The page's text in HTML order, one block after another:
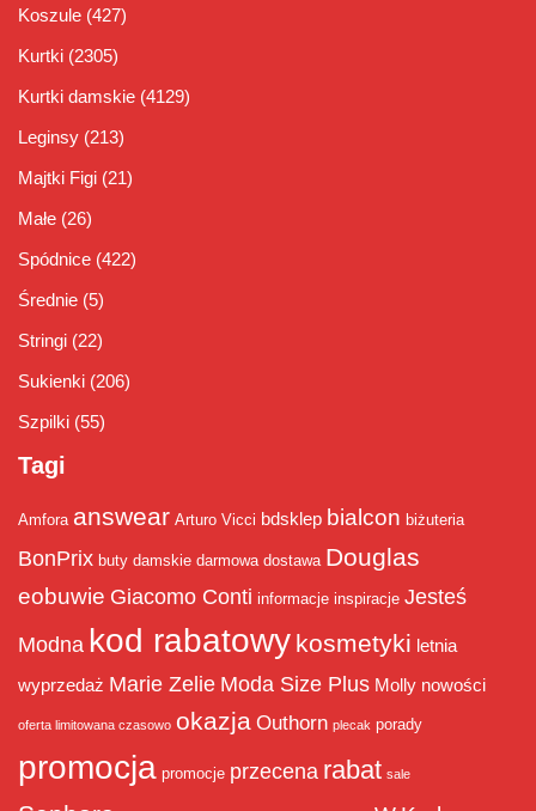
Koszule (427)
Kurtki (2305)
Kurtki damskie (4129)
Leginsy (213)
Majtki Figi (21)
Małe (26)
Spódnice (422)
Średnie (5)
Stringi (22)
Sukienki (206)
Szpilki (55)
Tagi
Amfora answear Arturo Vicci bdsklep bialcon biżuteria
BonPrix buty damskie darmowa dostawa Douglas
eobuwie Giacomo Conti informacje inspiracje Jesteś
Modna kod rabatowy kosmetyki letnia
wyprzedaż Marie Zelie Moda Size Plus Molly nowości
oferta limitowana czasowo okazja Outhorn plecak porady
promocja promocje przecena rabat sale